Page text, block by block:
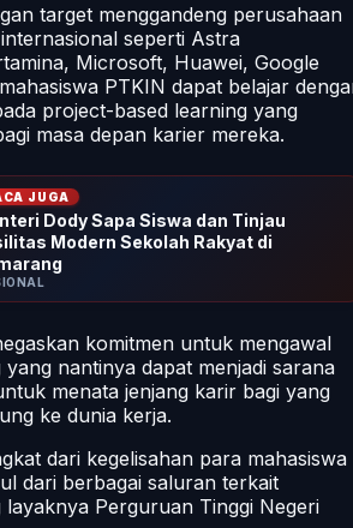
target menggandeng perusahaan
seperti Astra
Microsoft, Huawei, Google
PTKIN dapat belajar
project-based learning yang
masa depan karier mereka.
JUGA
Dody Sapa Siswa dan Tinjau
Modern Sekolah Rakyat di
komitmen untuk mengawal
nantinya dapat menjadi sarana
menata jenjang karir bagi yang
ke dunia kerja.
dari kegelisahan para mahasiswa
dari berbagai saluran terkait
layaknya Perguruan Tinggi Negeri